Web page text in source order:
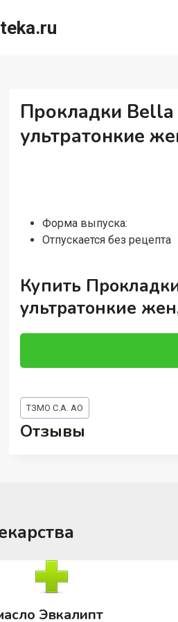
Прокладки Bella
ультратонкие
Форма выпуска:
Отпускается без рецепта
Купить
ультратонкие
Метки
записи:
ТЗМО С.А. АО
Отзывы
Эвкалипт